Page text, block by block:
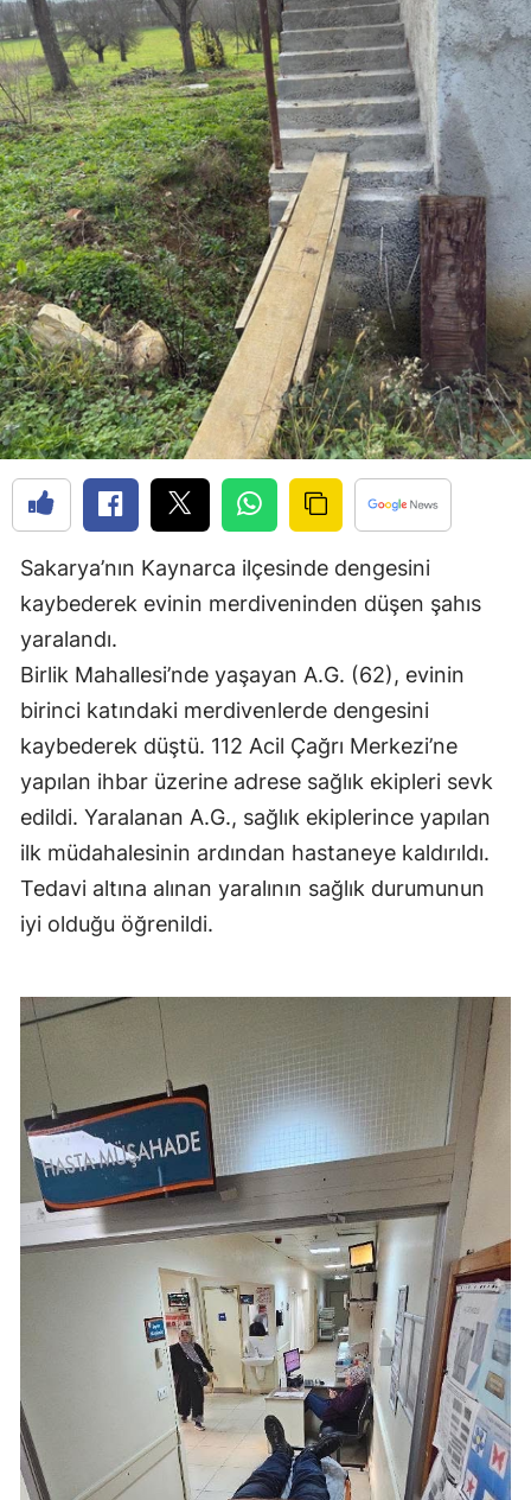
Bolu
Burdur
Bursa
Çanakkale
Çankırı
Çorum
Denizli
Diyarbakır
Edirne
Elazığ
Erzincan
Eskişehir
Giresun
Gümüşhane
Hakkari
Isparta
Kars
Kastamonu
Kayseri
Kırklareli
Kırşehir
Kocaeli
Konya
Kütahya
Malatya
Sakarya’nın Kaynarca ilçesinde dengesini
kaybederek evinin merdiveninden düşen şahıs
yaralandı.
Birlik Mahallesi’nde yaşayan A.G. (62), evinin
birinci katındaki merdivenlerde dengesini
kaybederek düştü. 112 Acil Çağrı Merkezi’ne
yapılan ihbar üzerine adrese sağlık ekipleri sevk
edildi. Yaralanan A.G., sağlık ekiplerince yapılan
ilk müdahalesinin ardından hastaneye kaldırıldı.
Tedavi altına alınan yaralının sağlık durumunun
iyi olduğu öğrenildi.